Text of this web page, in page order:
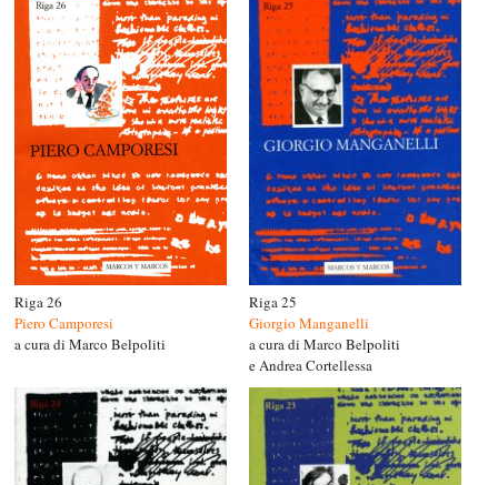
Riga 26
Piero Camporesi
a cura di Marco Belpoliti
Riga 25
Giorgio Manganelli
a cura di Marco Belpoliti
e Andrea Cortellessa